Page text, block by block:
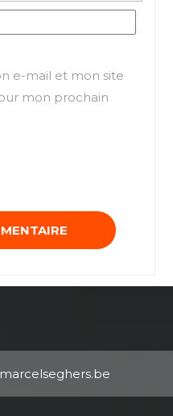
e-mail et mon site
mon prochain